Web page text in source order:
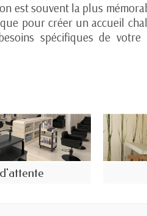
est souvent la plus
pour créer un accueil
spécifiques de